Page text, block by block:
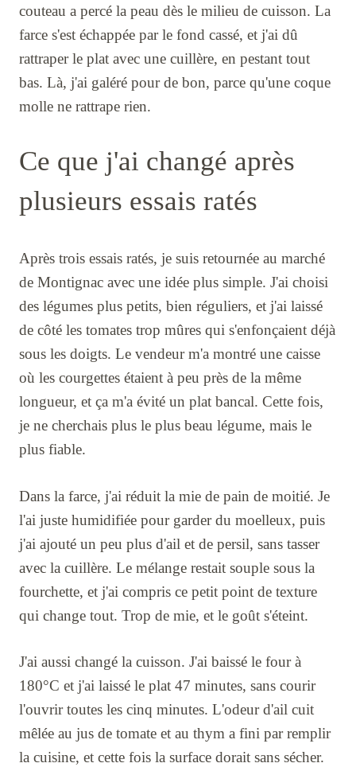
couteau a percé la peau dès le milieu de cuisson. La
farce s'est échappée par le fond cassé, et j'ai dû
rattraper le plat avec une cuillère, en pestant tout
bas. Là, j'ai galéré pour de bon, parce qu'une coque
molle ne rattrape rien.
Ce que j'ai changé après
plusieurs essais ratés
Après trois essais ratés, je suis retournée au marché
de Montignac avec une idée plus simple. J'ai choisi
des légumes plus petits, bien réguliers, et j'ai laissé
de côté les tomates trop mûres qui s'enfonçaient déjà
sous les doigts. Le vendeur m'a montré une caisse
où les courgettes étaient à peu près de la même
longueur, et ça m'a évité un plat bancal. Cette fois,
je ne cherchais plus le plus beau légume, mais le
plus fiable.
Dans la farce, j'ai réduit la mie de pain de moitié. Je
l'ai juste humidifiée pour garder du moelleux, puis
j'ai ajouté un peu plus d'ail et de persil, sans tasser
avec la cuillère. Le mélange restait souple sous la
fourchette, et j'ai compris ce petit point de texture
qui change tout. Trop de mie, et le goût s'éteint.
J'ai aussi changé la cuisson. J'ai baissé le four à
180°C et j'ai laissé le plat 47 minutes, sans courir
l'ouvrir toutes les cinq minutes. L'odeur d'ail cuit
mêlée au jus de tomate et au thym a fini par remplir
la cuisine, et cette fois la surface dorait sans sécher.